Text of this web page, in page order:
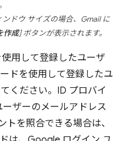
ドウ サイズの場合、Gmail に
作成] ボタンが表示されます。
用して登録したユーザ
ドを使用して登録したユ
ください。ID プロバイ
ザーのメールアドレス
トを照合できる場合は、